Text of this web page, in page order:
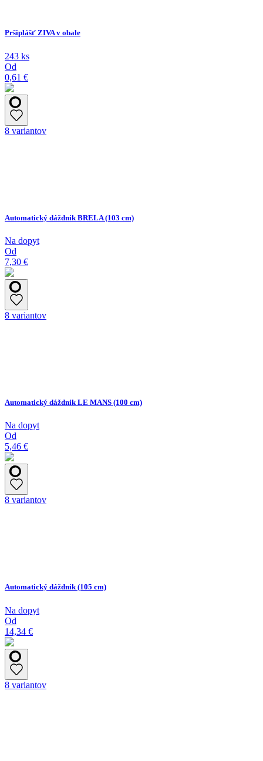
Pršiplášť ZIVA v obale
243 ks
Od
0,61 €
8 variantov
Automatický dáždnik BRELA (103 cm)
Na dopyt
Od
7,30 €
8 variantov
Automatický dáždnik LE MANS (100 cm)
Na dopyt
Od
5,46 €
8 variantov
Automatický dáždnik (105 cm)
Na dopyt
Od
14,34 €
8 variantov